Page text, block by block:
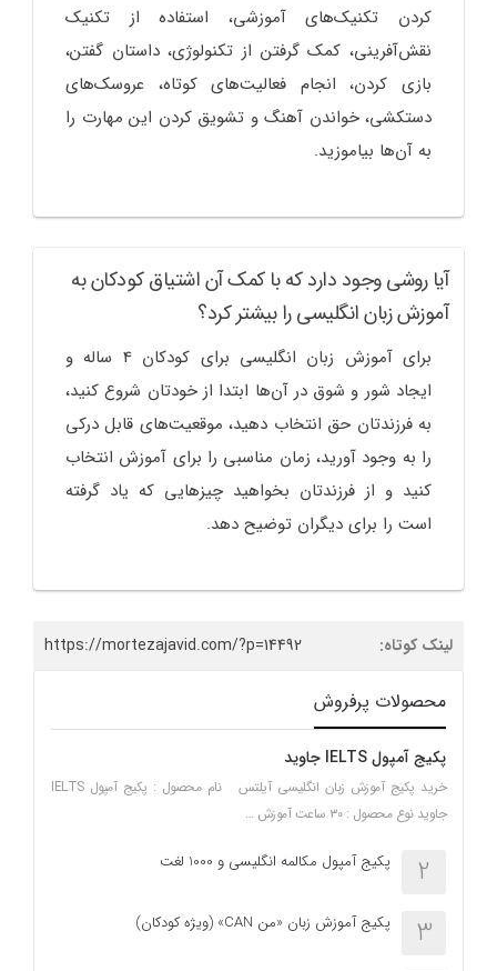
کردن تکنیک‌های آموزشی، استفاده از تکنیک
نقش‌آفرینی، کمک گرفتن از تکنولوژی، داستان گفتن،
بازی کردن، انجام فعالیت‌های کوتاه، عروسک‌های
دستکشی، خواندن آهنگ و تشویق کردن این مهارت را
به آن‌ها بیاموزید.
آیا روشی وجود دارد که با کمک آن اشتیاق کودکان به
آموزش زبان انگلیسی را بیشتر کرد؟
برای آموزش زبان انگلیسی برای کودکان 4 ساله و
ایجاد شور و شوق در آن‌ها ابتدا از خودتان شروع کنید،
به فرزندتان حق انتخاب دهید، موقعیت‌های قابل درکی
را به وجود آورید، زمان مناسبی را برای آموزش انتخاب
کنید و از فرزندتان بخواهید چیزهایی که یاد گرفته
است را برای دیگران توضیح دهد.
لینک کوتاه: https://mortezajavid.com/?p=14492
محصولات پرفروش
پکیج آمپول IELTS جاوید
خرید پکیج آموزش زبان انگلیسی آیلتس نام محصول : پکیج آمپول IELTS
جاوید نوع محصول : ۳۰ ساعت آموزش …
2 پکیج آمپول مکالمه انگلیسی و 1000 لغت
3 پکیج آموزش زبان «من CAN» (ویژه کودکان)